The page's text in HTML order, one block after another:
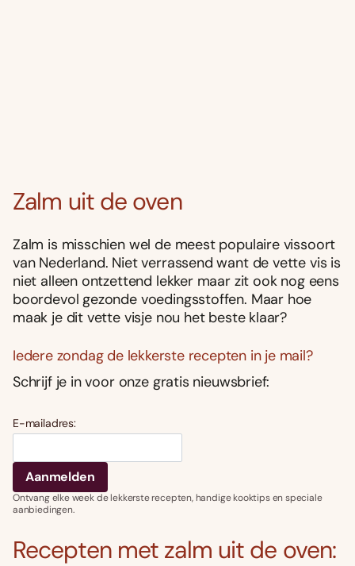
Zalm uit de oven
Zalm is misschien wel de meest populaire vissoort
van Nederland. Niet verrassend want de vette vis is
niet alleen ontzettend lekker maar zit ook nog eens
boordevol gezonde voedingsstoffen. Maar hoe
maak je dit vette visje nou het beste klaar?
Iedere zondag de lekkerste recepten in je mail?
Schrijf je in voor onze gratis nieuwsbrief:
E-mailadres:
Ontvang elke week de lekkerste recepten, handige kooktips en speciale
aanbiedingen.
Recepten met zalm uit de oven: